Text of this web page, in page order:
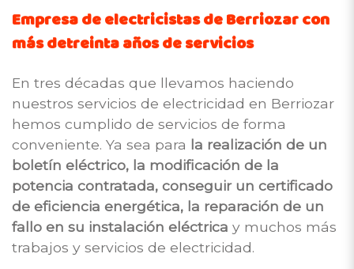
Empresa de electricistas de Berriozar con
más detreinta años de servicios
En tres décadas que llevamos haciendo
nuestros servicios de electricidad en Berriozar
hemos cumplido de servicios de forma
conveniente. Ya sea para la realización de un
boletín eléctrico, la modificación de la
potencia contratada, conseguir un certificado
de eficiencia energética, la reparación de un
fallo en su instalación eléctrica y muchos más
trabajos y servicios de electricidad.